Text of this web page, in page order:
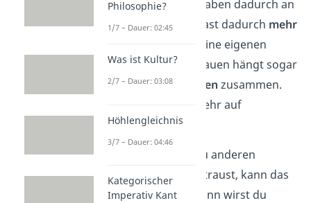
Außerdem kannst Aufgaben dadurch an
andereabgebenund hast dadurch mehr
für deine eigenen
Aufgaben. Hohes Vertrauen hängt sogar
höherem Einkommen zusammen.
Ein guter Grund, um mehr auf
Vertrauen zu setzen!
Aber pass auf: Wenn du anderen
Menschen zu leicht vertraust, kann das
ausgenutztwerden. Dann wirst du
Philosophie?
1/7 – Dauer: 02:45
Was ist Kultur?
2/7 – Dauer: 03:08
Höhlengleichnis
3/7 – Dauer: 04:46
Kategorischer
Imperativ Kant